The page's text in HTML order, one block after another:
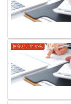
お金とこれから